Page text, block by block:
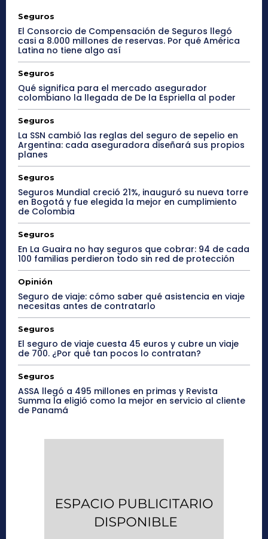
Seguros
El Consorcio de Compensación de Seguros llegó
casi a 8.000 millones de reservas. Por qué América
Latina no tiene algo así
Seguros
Qué significa para el mercado asegurador
colombiano la llegada de De la Espriella al poder
Seguros
La SSN cambió las reglas del seguro de sepelio en
Argentina: cada aseguradora diseñará sus propios
planes
Seguros
Seguros Mundial creció 21%, inauguró su nueva torre
en Bogotá y fue elegida la mejor en cumplimiento
de Colombia
Seguros
En La Guaira no hay seguros que cobrar: 94 de cada
100 familias perdieron todo sin red de protección
Opinión
Seguro de viaje: cómo saber qué asistencia en viaje
necesitas antes de contratarlo
Seguros
El seguro de viaje cuesta 45 euros y cubre un viaje
de 700. ¿Por qué tan pocos lo contratan?
Seguros
ASSA llegó a 495 millones en primas y Revista
Summa la eligió como la mejor en servicio al cliente
de Panamá